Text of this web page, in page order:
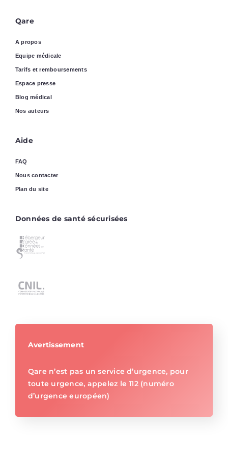
Qare
A propos
Equipe médicale
Tarifs et remboursements
Espace presse
Blog médical
Nos auteurs
Aide
FAQ
Nous contacter
Plan du site
Données de santé sécurisées
Avertissement
Qare n’est pas un service d’urgence, pour
toute urgence, appelez le 112 (numéro
d’urgence européen)